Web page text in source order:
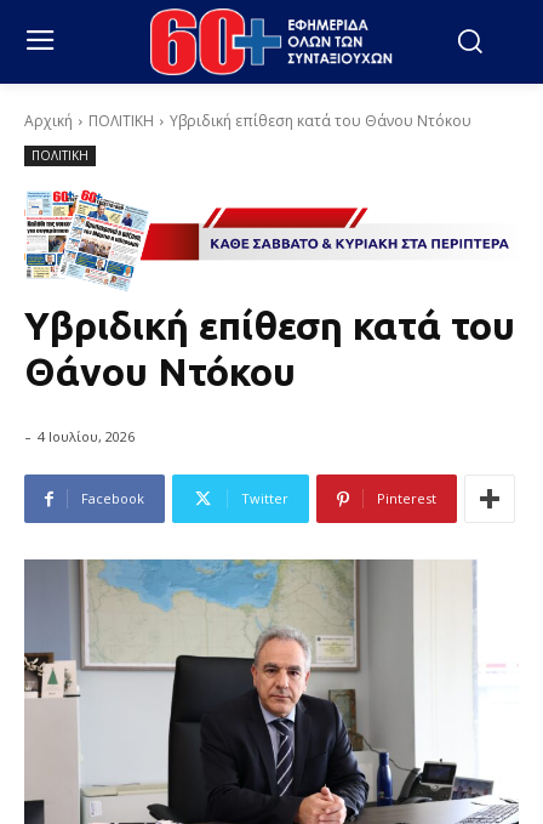
Αρχική ΠΟΛΙΤΙΚΗ Υβριδική επίθεση κατά του Θάνου Ντόκου
ΠΟΛΙΤΙΚΗ
Υβριδική επίθεση κατά του
Θάνου Ντόκου
- 4 Ιουλίου, 2026
Facebook Twitter Pinterest